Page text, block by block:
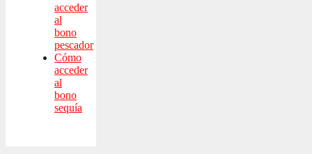
acceder
al
bono
pescador
Cómo
acceder
al
bono
sequía